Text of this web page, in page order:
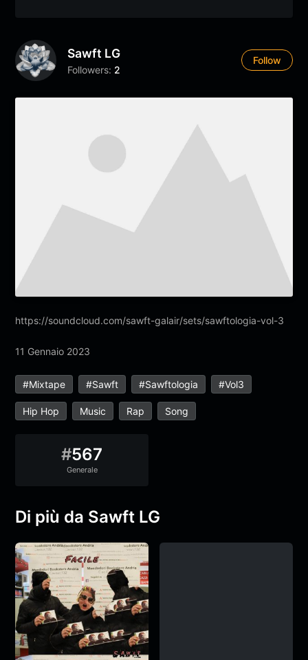
Sawft LG
Followers: 2
Follow
https://soundcloud.com/sawft-galair/sets/sawftologia-vol-3
11 Gennaio 2023
#mixtape #sawft #sawftologia #vol3
Hip Hop Music Rap Song
#567
Generale
Di più da Sawft LG